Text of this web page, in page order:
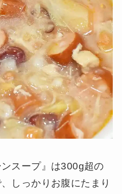
ンスープ』は300g超の
しっかりお腹にたまり